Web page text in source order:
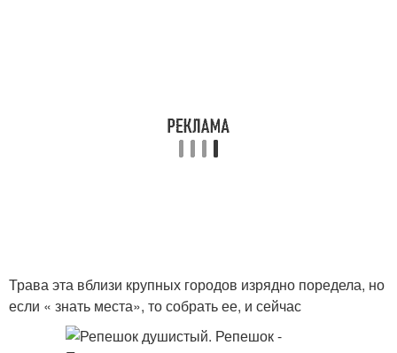
Трава эта вблизи крупных городов изрядно поредела, но
если « знать места», то собрать ее, и сейчас